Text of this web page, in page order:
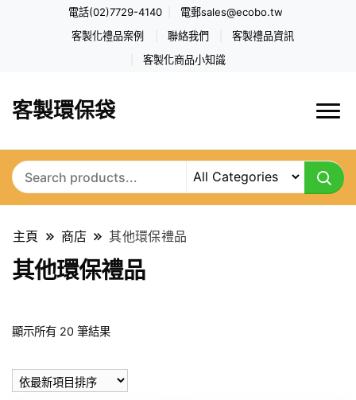
電話(02)7729-4140 電郵sales@ecobo.tw
客製化禮品案例 聯絡我們 客製禮品資訊
客製化商品小知識
客製環保袋
主頁 商店 其他環保禮品
其他環保禮品
顯示所有 20 筆結果依
新
項